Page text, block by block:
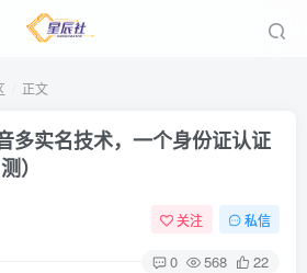
正文
多实名技术，一个身份证认证
）
关注 私信
0 568 22